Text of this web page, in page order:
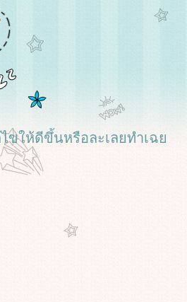
ไขให้ดีขึ้นหรือละเลยทำเฉ